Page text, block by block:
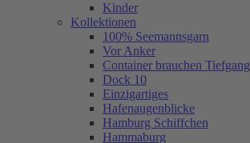
Kinder
Kollektionen
100% Seemannsgarn
Vor Anker
Container brauchen Tiefgang
Dock 10
Einzigartiges
Hafenaugen­blicke
Hamburg Schiffchen
Hammaburg